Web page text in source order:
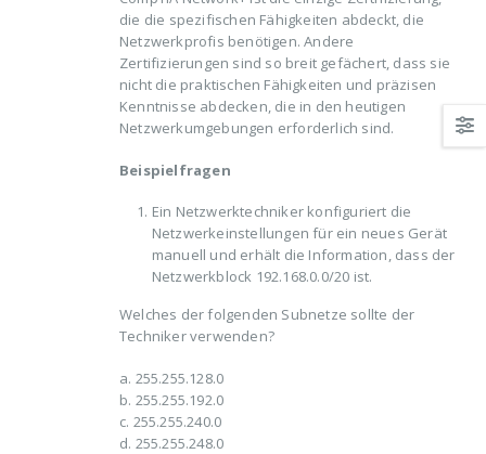
die die spezifischen Fähigkeiten abdeckt, die
Netzwerkprofis benötigen. Andere
Zertifizierungen sind so breit gefächert, dass sie
nicht die praktischen Fähigkeiten und präzisen
Kenntnisse abdecken, die in den heutigen
Netzwerkumgebungen erforderlich sind.
Beispielfragen
Ein Netzwerktechniker konfiguriert die
Netzwerkeinstellungen für ein neues Gerät
manuell und erhält die Information, dass der
Netzwerkblock 192.168.0.0/20 ist.
Welches der folgenden Subnetze sollte der
Techniker verwenden?
a. 255.255.128.0
b. 255.255.192.0
c. 255.255.240.0
d. 255.255.248.0